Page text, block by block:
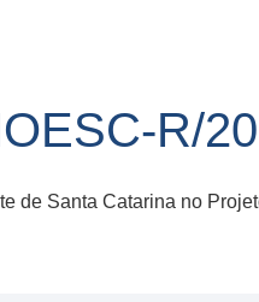
R/
de Santa Catarina no